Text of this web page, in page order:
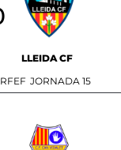
LLEIDA CF
JORNADA 15